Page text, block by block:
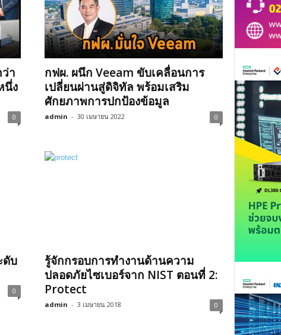
า
นึ่ง
0
กฟผ. ผนึก Veeam ขับเคลื่อนการ
เปลี่ยนผ่านสู่ดิจิทัล พร้อมเสริม
ศักยภาพการปกป้องข้อมูล
admin - 30 เมษายน 2022 0
ดับ
0
รู้จักกรอบการทำงานด้านความ
ปลอดภัยไซเบอร์จาก NIST ตอนที่ 2:
Protect
admin - 3 เมษายน 2018 0